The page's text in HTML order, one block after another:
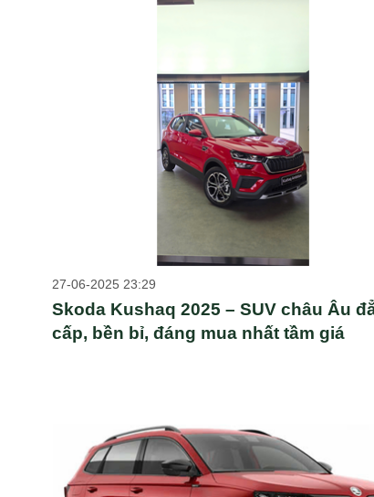
27-06-2025 23:29
Skoda Kushaq 2025 – SUV châu Âu
cấp, bền bỉ, đáng mua nhất tầm giá